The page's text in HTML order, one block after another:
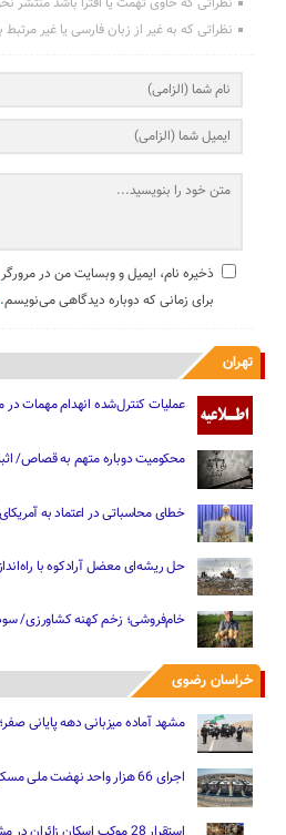
نظراتی که به غیر از زبان فارسی یا غیر
ذخیره نام، ایمیل و وبسایت من در مرورگر
برای زمانی که دوباره دیدگاهی می‌نویسم.
تهران
عملیات کنترل‌شده انهدام مهمات در
محکومیت دوباره متهم به قصاص/
خطای محاسباتی در اعتماد به
حل ریشه‌ای معضل آرادکوه با
خام‌فروشی؛ زخم کهنه کشاورزی/
خراسان رضوی
مشهد آماده میزبانی دهه پایانی صفر؛ ظرفیت
اجرای 66 هزار واحد نهضت ملی مسکن در خراسان رضوی